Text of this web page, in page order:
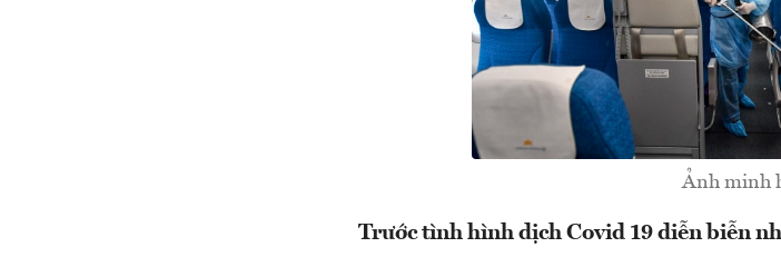
Ảnh minh
Trước tình hình dịch Covid 19 diễn biễn